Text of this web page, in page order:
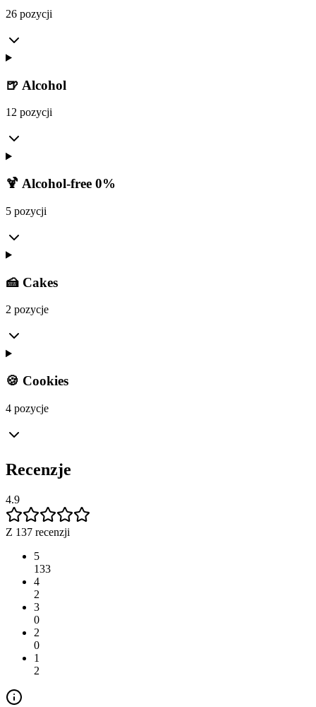
26 pozycji
🍺 Alcohol
12 pozycji
🍹 Alcohol-free 0%
5 pozycji
🍰 Cakes
2 pozycje
🍪 Cookies
4 pozycje
Recenzje
4.9
Z 137 recenzji
5
133
4
2
3
0
2
0
1
2